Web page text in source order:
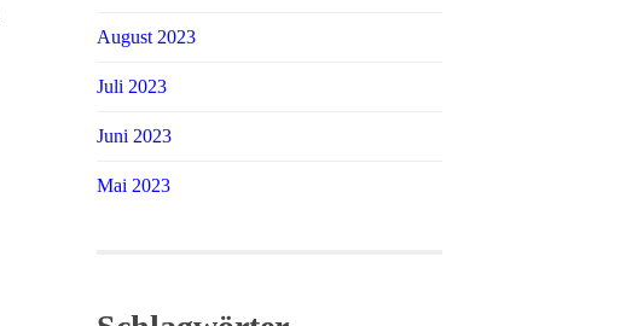
August 2023
Juli 2023
Juni 2023
Mai 2023